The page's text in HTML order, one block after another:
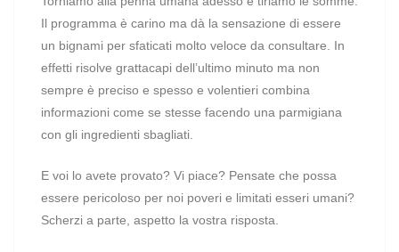
Il programma è carino ma dà la sensazione di essere
un bignami per sfaticati molto veloce da consultare. In
effetti risolve grattacapi dell’ultimo minuto ma non
sempre è preciso e spesso e volentieri combina
informazioni come se stesse facendo una parmigiana
con gli ingredienti sbagliati.
E voi lo avete provato? Vi piace? Pensate che possa
essere pericoloso per noi poveri e limitati esseri umani?
Scherzi a parte, aspetto la vostra risposta.